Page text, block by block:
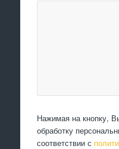
Нажимая на кнопку,
обработку
соответствии с